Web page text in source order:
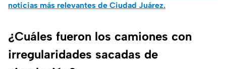
noticias más relevantes de Ciudad Juárez.
¿Cuáles fueron los camiones con
irregularidades sacadas de